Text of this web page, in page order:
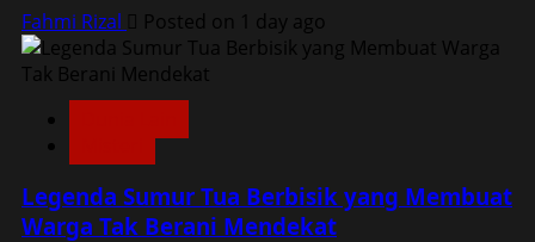
Fahmi Rizal Posted on 1 day ago
Legenda Sumur Tua Berbisik yang Membuat
Warga Tak Berani Mendekat